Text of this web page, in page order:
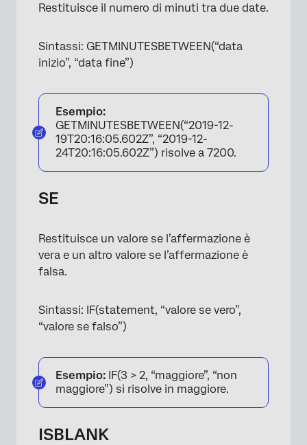
Restituisce il numero di minuti tra due date.
Sintassi: GETMINUTESBETWEEN(“data
inizio”, “data fine”)
Esempio:
GETMINUTESBETWEEN(“2019-12-
19T20:16:05.602Z”, “2019-12-
24T20:16:05.602Z”) risolve a 7200.
SE
Restituisce un valore se l’affermazione è
vera e un altro valore se l’affermazione è
falsa.
Sintassi: IF(statement, “valore se vero”,
“valore se falso”)
Esempio: IF(3 > 2, “maggiore”, “non
maggiore”) si risolve in maggiore.
ISBLANK